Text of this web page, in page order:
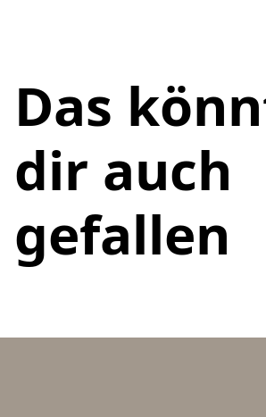
Das
dir auch
gefallen